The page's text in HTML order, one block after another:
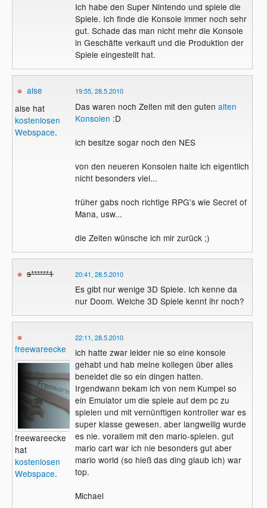
Ich habe den Super Nintendo und spiele die
Spiele. Ich finde die Konsole immer noch sehr
gut. Schade das man nicht mehr die Konsole
in Geschäfte verkauft und die Produktion der
Spiele eingestellt hat.
alse
alse hat
kostenlosen
Webspace.
19:55, 28.5.2010
Das waren noch Zeiten mit den guten alten
Konsolen :D
ich besitze sogar noch den NES
von den neueren Konsolen halte ich eigentlich
nicht besonders viel...
früher gabs noch richtige RPG's wie Secret of
Mana, usw...
die Zeiten wünsche ich mir zurück ;)
s******1 20:41, 28.5.2010
Es gibt nur wenige 3D Spiele. Ich kenne da
nur Doom. Welche 3D Spiele kennt ihr noch?
freewareecke
freewareecke
hat
kostenlosen
Webspace.
22:11, 28.5.2010
ich hatte zwar leider nie so eine konsole
gehabt und hab meine kollegen über alles
beneidet die so ein dingen hatten.
Irgendwann bekam ich von nem Kumpel so
ein Emulator um die spiele auf dem pc zu
spielen und mit vernünftigen kontroller war es
super klasse gewesen. aber langweilig wurde
es nie. vorallem mit den mario-spielen. gut
mario cart war ich nie besonders gut aber
mario world (so hieß das ding glaub ich) war
top.
Michael